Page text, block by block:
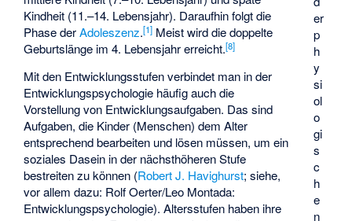
er
p
h
y
si
ol
o
gi
s
c
h
e
n
Kindheit (11.–14. Lebensjahr). Daraufhin folgt die
Phase derAdoleszenz.[1] Meist wird die doppelte
Geburtslänge im 4. Lebensjahr erreicht.[8]
Mit den Entwicklungsstufen verbindet man in der
Entwicklungspsychologie häufig auch die
Vorstellung von Entwicklungsaufgaben. Das sind
Aufgaben, die Kinder (Menschen) dem Alter
entsprechend bearbeiten und lösen müssen, um ein
soziales Dasein in der nächsthöheren Stufe
bestreiten zu können (Robert J. Havighurst; siehe,
vor allem dazu: Rolf Oerter/Leo Montada:
Entwicklungspsychologie). Altersstufen haben ihre